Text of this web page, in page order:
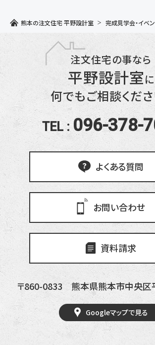
熊本の注文住宅 平野設計室 完成見学会・イベ
注文住宅の事なら
平野設計室に
何でもご相談くださ
TEL : 096-378-
よくある質問
お問い合わせ
資料請求
〒860-0833熊本県熊本市中央
Googleマップで見る